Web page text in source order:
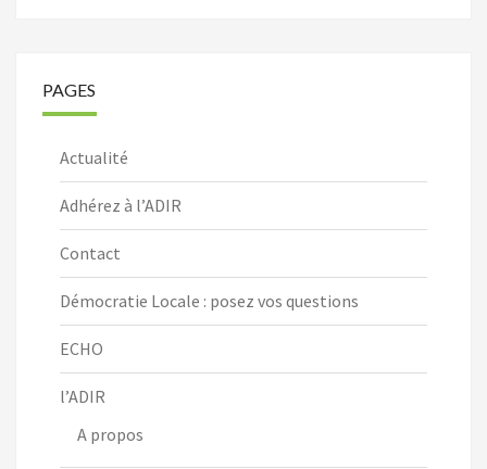
PAGES
Actualité
Adhérez à l’ADIR
Contact
Démocratie Locale : posez vos questions
ECHO
l’ADIR
A propos